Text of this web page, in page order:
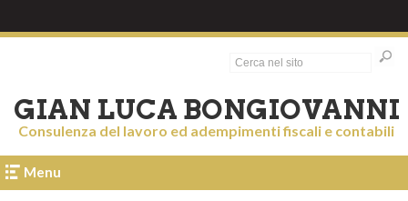
GIAN LUCA BONGIOVANNI
Consulenza del lavoro ed adempimenti fiscali e contabili
Menu